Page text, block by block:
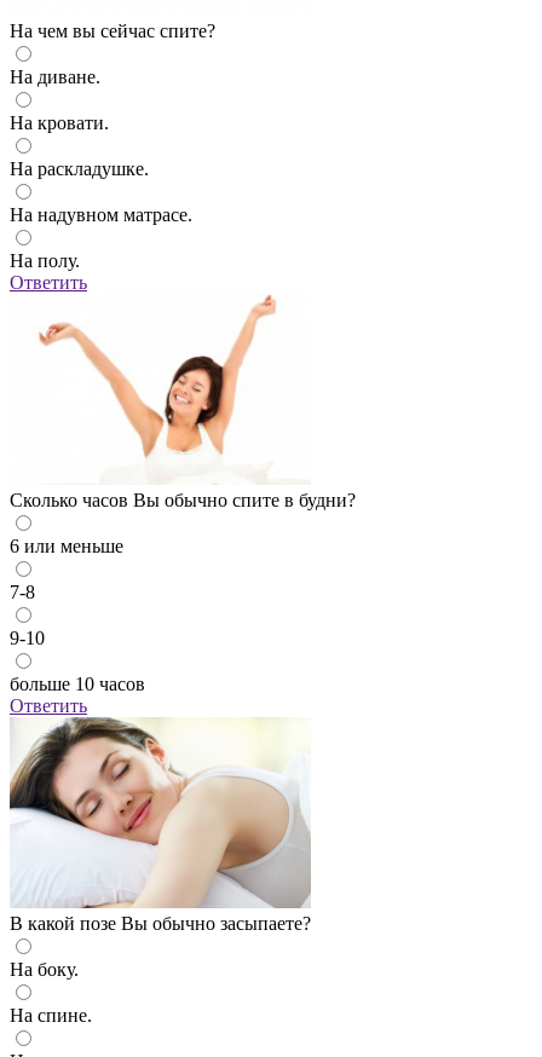
На чем вы сейчас спите?
На диване.
На кровати.
На раскладушке.
На надувном матрасе.
На полу.
Ответить
Сколько часов Вы обычно спите в будни?
6 или меньше
7-8
9-10
больше 10 часов
Ответить
В какой позе Вы обычно засыпаете?
На боку.
На спине.